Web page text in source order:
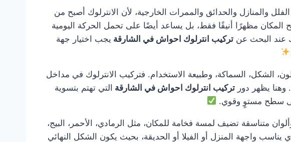
الفلل والمنازل والحدائق والممرات الخارجية، لأن الانترلوك أصبح من
مظهرًا أنيقًا فقط، بل يساعد أيضًا على تحمل الحركة اليومية
عند البحث عن تركيب انترلوك احواش في الشارقة يجب اختيار جهة
الشكل، السماكة، وطبيعة الاستخدام. فتركيب الانترلوك في مداخل
يظهر دور تركيب انترلوك احواش في الشارقة التي تهتم بتسوية
سطح مستوٍ وقوي.
متناسقة تضيف لمسة فخامة للمكان، مثل الرمادي، الأحمر، البيج،
يناسب واجهة المنزل أو الفيلا أو الحديقة، بحيث يكون الشكل النهائي